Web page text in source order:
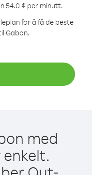
54.0 ¢ per minutt.
for å få de beste
Gabon.
med